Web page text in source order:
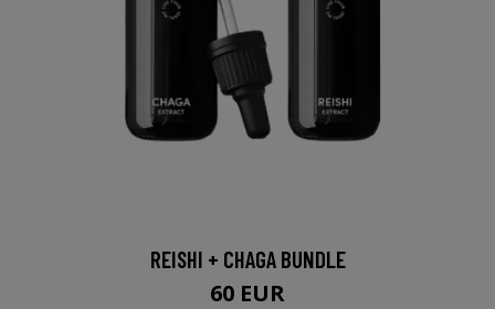
REISHI + CHAGA BUNDLE
60 EUR